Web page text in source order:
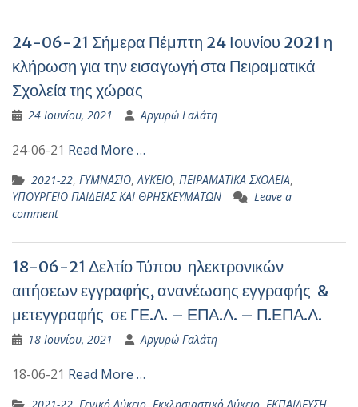
24-06-21 Σήμερα Πέμπτη 24 Ιουνίου 2021 η
κλήρωση για την εισαγωγή στα Πειραματικά
Σχολεία της χώρας
24 Ιουνίου, 2021 Αργυρώ Γαλάτη
24-06-21 Read More …
2021-22, ΓΥΜΝΑΣΙΟ,ΛΥΚΕΙΟ, ΠΕΙΡΑΜΑΤΙΚΑ ΣΧΟΛΕΙΑ,
ΥΠΟΥΡΓΕΙΟ ΠΑΙΔΕΙΑΣ ΚΑΙ ΘΡΗΣΚΕΥΜΑΤΩΝ
Leave a
comment
18-06-21 Δελτίο Τύπου ηλεκτρονικών
αιτήσεων εγγραφής, ανανέωσης εγγραφής &
μετεγγραφής σε ΓΕ.Λ. – ΕΠΑ.Λ. – Π.ΕΠΑ.Λ.
18 Ιουνίου, 2021 Αργυρώ Γαλάτη
18-06-21 Read More …